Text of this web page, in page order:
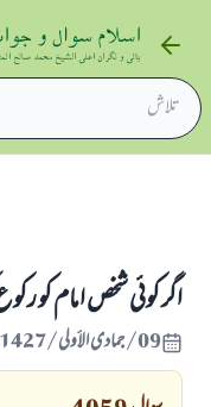
اگر كوئى شخص امام كو
09/جمادى الأولى/1427 , 05/جون/2006